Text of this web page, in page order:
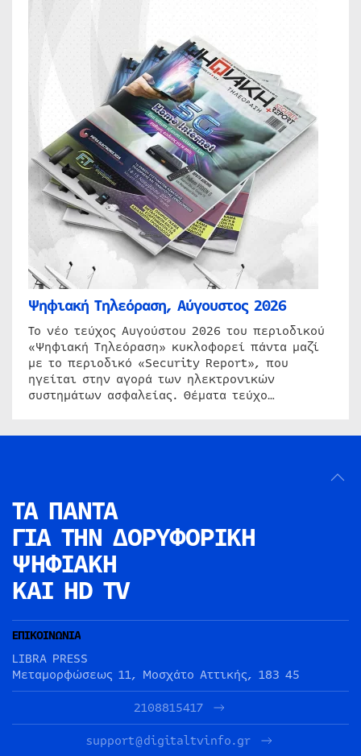
Ψηφιακή Τηλεόραση, Αύγουστος 2026
Το νέο τεύχος Αυγούστου 2026 του περιοδικού
«Ψηφιακή Τηλεόραση» κυκλοφορεί πάντα μαζί
με το περιοδικό «Security Report», που
ηγείται στην αγορά των ηλεκτρονικών
συστημάτων ασφαλείας. Θέματα τεύχο…
ΤΑ ΠΑΝΤΑ
ΓΙΑ ΤΗΝ ΔΟΡΥΦΟΡΙΚΗ
ΨΗΦΙΑΚΗ
ΚΑΙ HD TV
ΕΠΙΚΟΙΝΩΝΙΑ
LIBRA PRESS
Μεταμορφώσεως 11, Μοσχάτο Αττικής, 183 45
2108815417
support@digitaltvinfo.gr